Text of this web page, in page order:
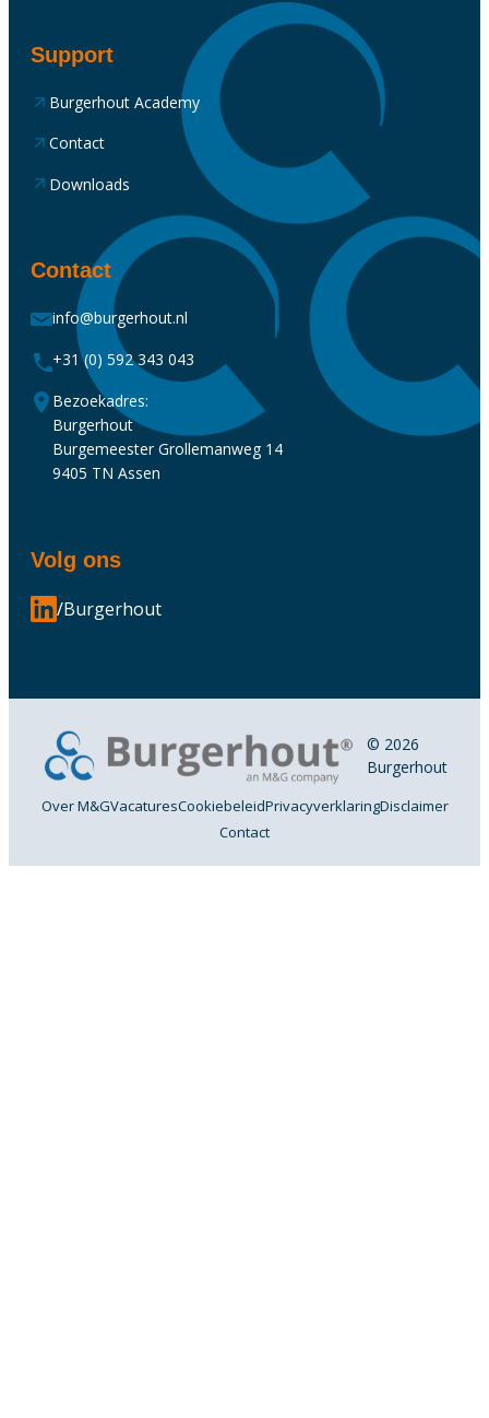
Support
Burgerhout Academy
Contact
Downloads
Contact
info@burgerhout.nl
+31 (0) 592 343 043
Bezoekadres:
Burgerhout
Burgemeester Grollemanweg 14
9405 TN Assen
Volg ons
/Burgerhout
© 2026
Burgerhout
Over M&GVacaturesCookiebeleidPrivacyverklaringDisclaimer
Contact